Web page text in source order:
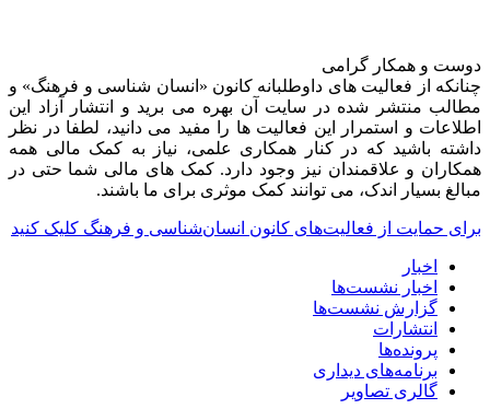
دوست و همکار گرامی
چنانکه از فعالیت های داوطلبانه کانون «انسان شناسی و فرهنگ» و
مطالب منتشر شده در سایت آن بهره می برید و انتشار آزاد این
اطلاعات و استمرار این فعالیت ها را مفید می دانید، لطفا در نظر
داشته باشید که در کنار همکاری علمی، نیاز به کمک مالی همه
همکاران و علاقمندان نیز وجود دارد. کمک های مالی شما حتی در
مبالغ بسیار اندک، می توانند کمک موثری برای ما باشند.
برای حمایت از فعالیت‌های کانون انسان‌شناسی و فرهنگ کلیک کنید
اخبار
اخبار نشست‌ها
گزارش نشست‌ها
انتشارات
پرونده‌ها
برنامه‌های دیداری
گالری تصاویر